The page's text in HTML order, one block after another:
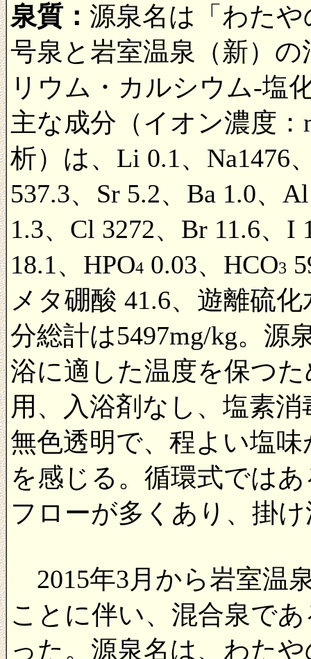
泉質： 源泉名は「わた
号泉と岩室温泉（新）
リウム・カルシウム-塩
主な成分（イオン濃度：
析）は、Li 0.1、Na1476
537.3、Sr 5.2、Ba 1.0、
1.3、Cl 3272、Br 11.6、I
18.1、HPO4 0.03、HCO3
メタ硼酸 41.6、遊離硫
分総計は5497mg/kg。源
浴に適した温度を保つ
用、入浴剤なし、塩素
無色透明で、程よい塩
を感じる。循環式では
フローが多くあり、掛
2015年3月から岩室温
ことに伴い、混合泉で
った。源泉名は、わた